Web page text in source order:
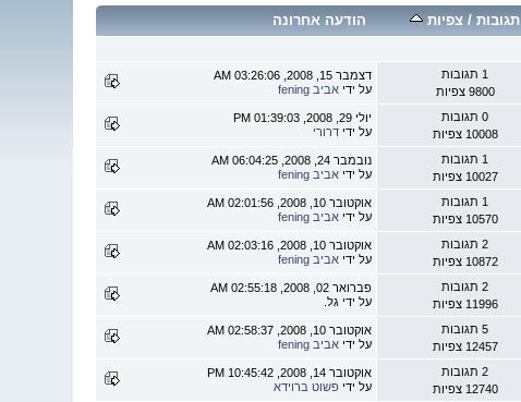
תגובות /צפיות הודעה אחרונה
1 תגובות
9800 צפיות
דצמבר 15, 2008, 03:26:06 AM
על ידיאביב fening
0 תגובות
10008 צפיות
יולי 29, 2008, 01:39:03 PM
על ידידרורי
1 תגובות
10027 צפיות
נובמבר 24, 2008, 06:04:25 AM
על ידיאביב fening
1 תגובות
10570 צפיות
אוקטובר 10, 2008, 02:01:56 AM
על ידיאביב fening
2 תגובות
10872 צפיות
אוקטובר 10, 2008, 02:03:16 AM
על ידיאביב fening
2 תגובות
11996 צפיות
פברואר 02, 2008, 02:55:18 AM
על ידי גל.
5 תגובות
12457 צפיות
אוקטובר 10, 2008, 02:58:37 AM
על ידיאביב fening
2 תגובות
12740 צפיות
אוקטובר 14, 2008, 10:45:42 PM
על ידי פשוט ברוידא